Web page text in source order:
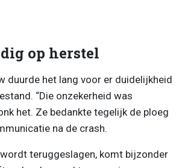
op herstel
duurde het lang voor er duidelijkheid
“Die onzekerheid was
het. Ze bedankte tegelijk de ploeg
na de crash.
teruggeslagen, komt bijzonder